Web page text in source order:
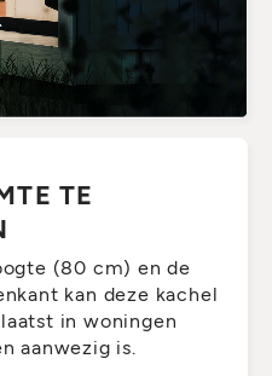
TE
(80 cm) en de
kan deze kachel
in woningen
aanwezig is.